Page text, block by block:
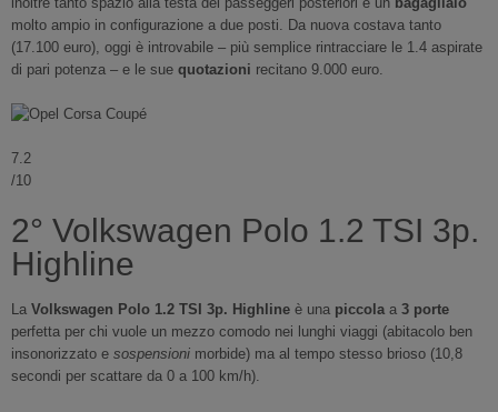
molto ampio in configurazione a due posti. Da nuova costava tanto
(17.100 euro), oggi è introvabile – più semplice rintracciare le 1.4 aspirate
di pari potenza – e le sue quotazioni recitano 9.000 euro.
7.2
/10
2° Volkswagen Polo 1.2 TSI 3p.
Highline
La Volkswagen Polo 1.2 TSI 3p. Highline è una piccola a 3 porte
perfetta per chi vuole un mezzo comodo nei lunghi viaggi (abitacolo ben
insonorizzato e sospensioni morbide) ma al tempo stesso brioso (10,8
secondi per scattare da 0 a 100 km/h).